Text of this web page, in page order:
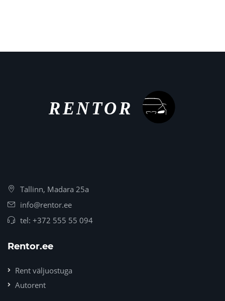
Tallinn, Madara 25a
info@rentor.ee
tel: +372 555 55 094
Rentor.ee
Rent väljuostuga
Autorent